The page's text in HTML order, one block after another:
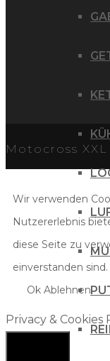
Motocross
Wir verwenden
Nutzererlebnis
diese Seite zu
einverstanden sind.
Ok Ablehnen
Privacy & Cookies